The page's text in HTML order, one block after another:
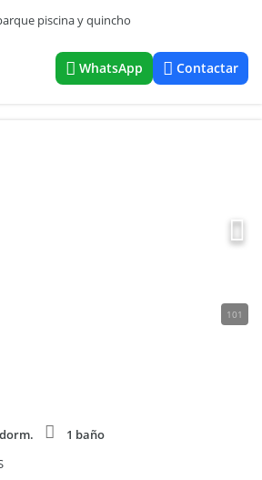
piscina y quincho
WhatsApp Contactar
101
1 baño